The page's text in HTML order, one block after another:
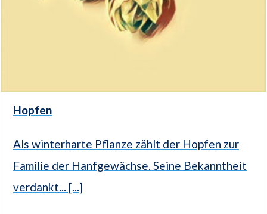
Hopfen
Als winterharte Pflanze zählt der Hopfen zur
Familie der Hanfgewächse. Seine Bekanntheit
verdankt... [...]